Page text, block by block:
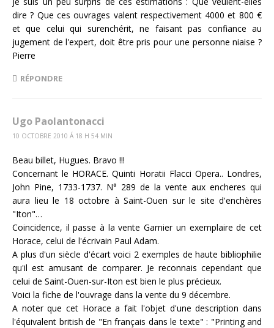
dire ? Que ces ouvrages valent respectivement 4000 et 800 €
et que celui qui surenchérit, ne faisant pas confiance au
jugement de l'expert, doit être pris pour une personne niaise ?
Pierre
RÉPONDRE
Ugo Paolantonacci
10 OCTOBRE 2010 Á 18 H 54 MIN
Beau billet, Hugues. Bravo !!!
Concernant le HORACE. Quinti Horatii Flacci Opera.. Londres,
John Pine, 1733-1737. N° 289 de la vente aux encheres qui
aura lieu le 18 octobre à Saint-Ouen sur le site d'enchères
"Iton"…
Coincidence, il passe à la vente Garnier un exemplaire de cet
Horace, celui de l'écrivain Paul Adam.
A plus d'un siècle d'écart voici 2 exemples de haute bibliophilie
qu'il est amusant de comparer. Je reconnais cependant que
celui de Saint-Ouen-sur-Iton est bien le plus précieux.
Voici la fiche de l'ouvrage dans la vente du 9 décembre.
A noter que cet Horace a fait l'objet d'une description dans
l'équivalent british de "En français dans le texte" : "Printing and